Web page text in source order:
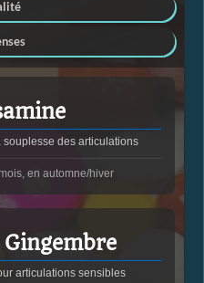
des articulations
en automne/hiver
articulations sensibles